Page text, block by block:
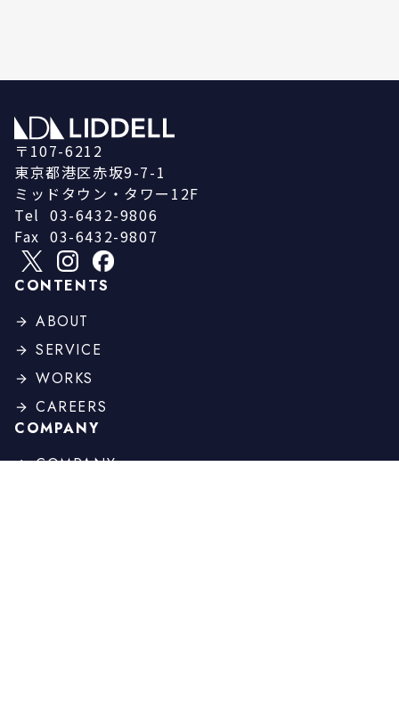
〒107-6212
東京都港区赤坂9-7-1
ミッドタウン・タワー12F
Tel 03-6432-9806
Fax 03-6432-9807
CONTENTS
ABOUT
SERVICE
WORKS
CAREERS
COMPANY
COMPANY